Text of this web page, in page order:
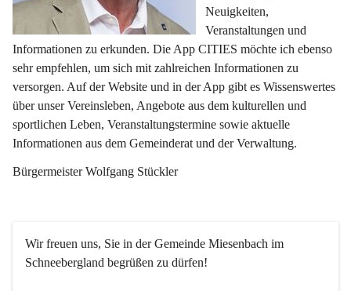
Neuigkeiten,
Veranstaltungen und
Informationen zu erkunden. Die App CITIES möchte ich ebenso
sehr empfehlen, um sich mit zahlreichen Informationen zu
versorgen. Auf der Website und in der App gibt es Wissenswertes
über unser Vereinsleben, Angebote aus dem kulturellen und
sportlichen Leben, Veranstaltungstermine sowie aktuelle
Informationen aus dem Gemeinderat und der Verwaltung.
Bürgermeister Wolfgang Stückler
Wir freuen uns, Sie in der Gemeinde Miesenbach im
Schneebergland begrüßen zu dürfen!